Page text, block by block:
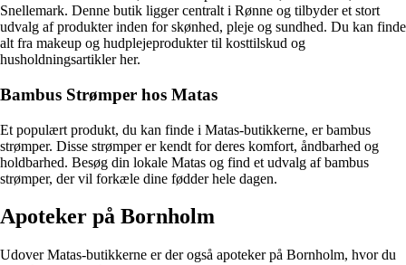
Snellemark. Denne butik ligger centralt i Rønne og tilbyder et stort
udvalg af produkter inden for skønhed, pleje og sundhed. Du kan finde
alt fra makeup og hudplejeprodukter til kosttilskud og
husholdningsartikler her.
Bambus Strømper hos Matas
Et populært produkt, du kan finde i Matas-butikkerne, er bambus
strømper. Disse strømper er kendt for deres komfort, åndbarhed og
holdbarhed. Besøg din lokale Matas og find et udvalg af bambus
strømper, der vil forkæle dine fødder hele dagen.
Apoteker på Bornholm
Udover Matas-butikkerne er der også apoteker på Bornholm, hvor du